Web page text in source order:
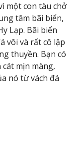
một con tàu chở
tâm bãi biển,
Lạp. Bãi biển
vôi và rất cô lập
thuyền. Bạn có
mịn màng,
nó từ vách đá